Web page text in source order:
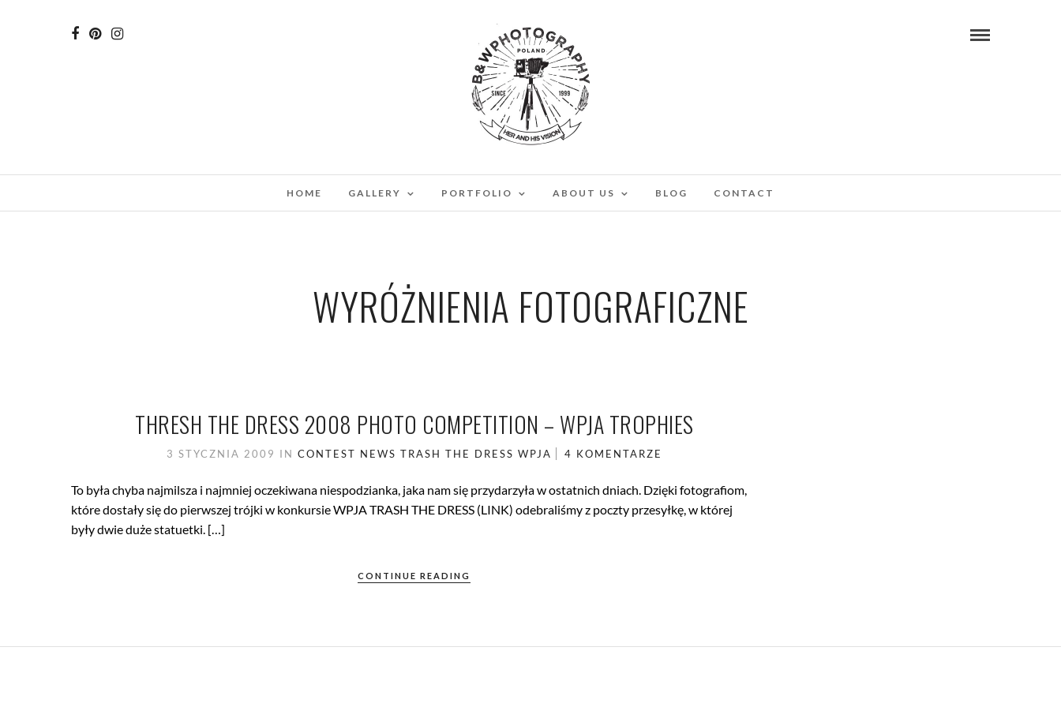
HOME GALLERY PORTFOLIO ABOUT US BLOG CONTACT
WYRÓŻNIENIA FOTOGRAFICZNE
THRESH THE DRESS 2008 PHOTO COMPETITION – WPJA TROPHIES
3 STYCZNIA 2009 IN CONTEST NEWS TRASH THE DRESS WPJA 4 KOMENTARZE
To była chyba najmilsza i najmniej oczekiwana niespodzianka, jaka nam się przydarzyła w ostatnich dniach. Dzięki fotografiom,
które dostały się do pierwszej trójki w konkursie WPJA TRASH THE DRESS (LINK) odebraliśmy z poczty przesyłkę, w której
były dwie duże statuetki. […]
CONTINUE READING